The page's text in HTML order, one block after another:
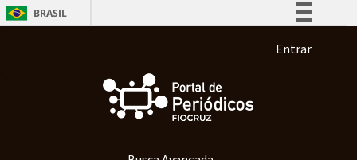
Pular para o conteúdo principal
BRASIL
Participe
Acesso à informação
Menu de
Entrar